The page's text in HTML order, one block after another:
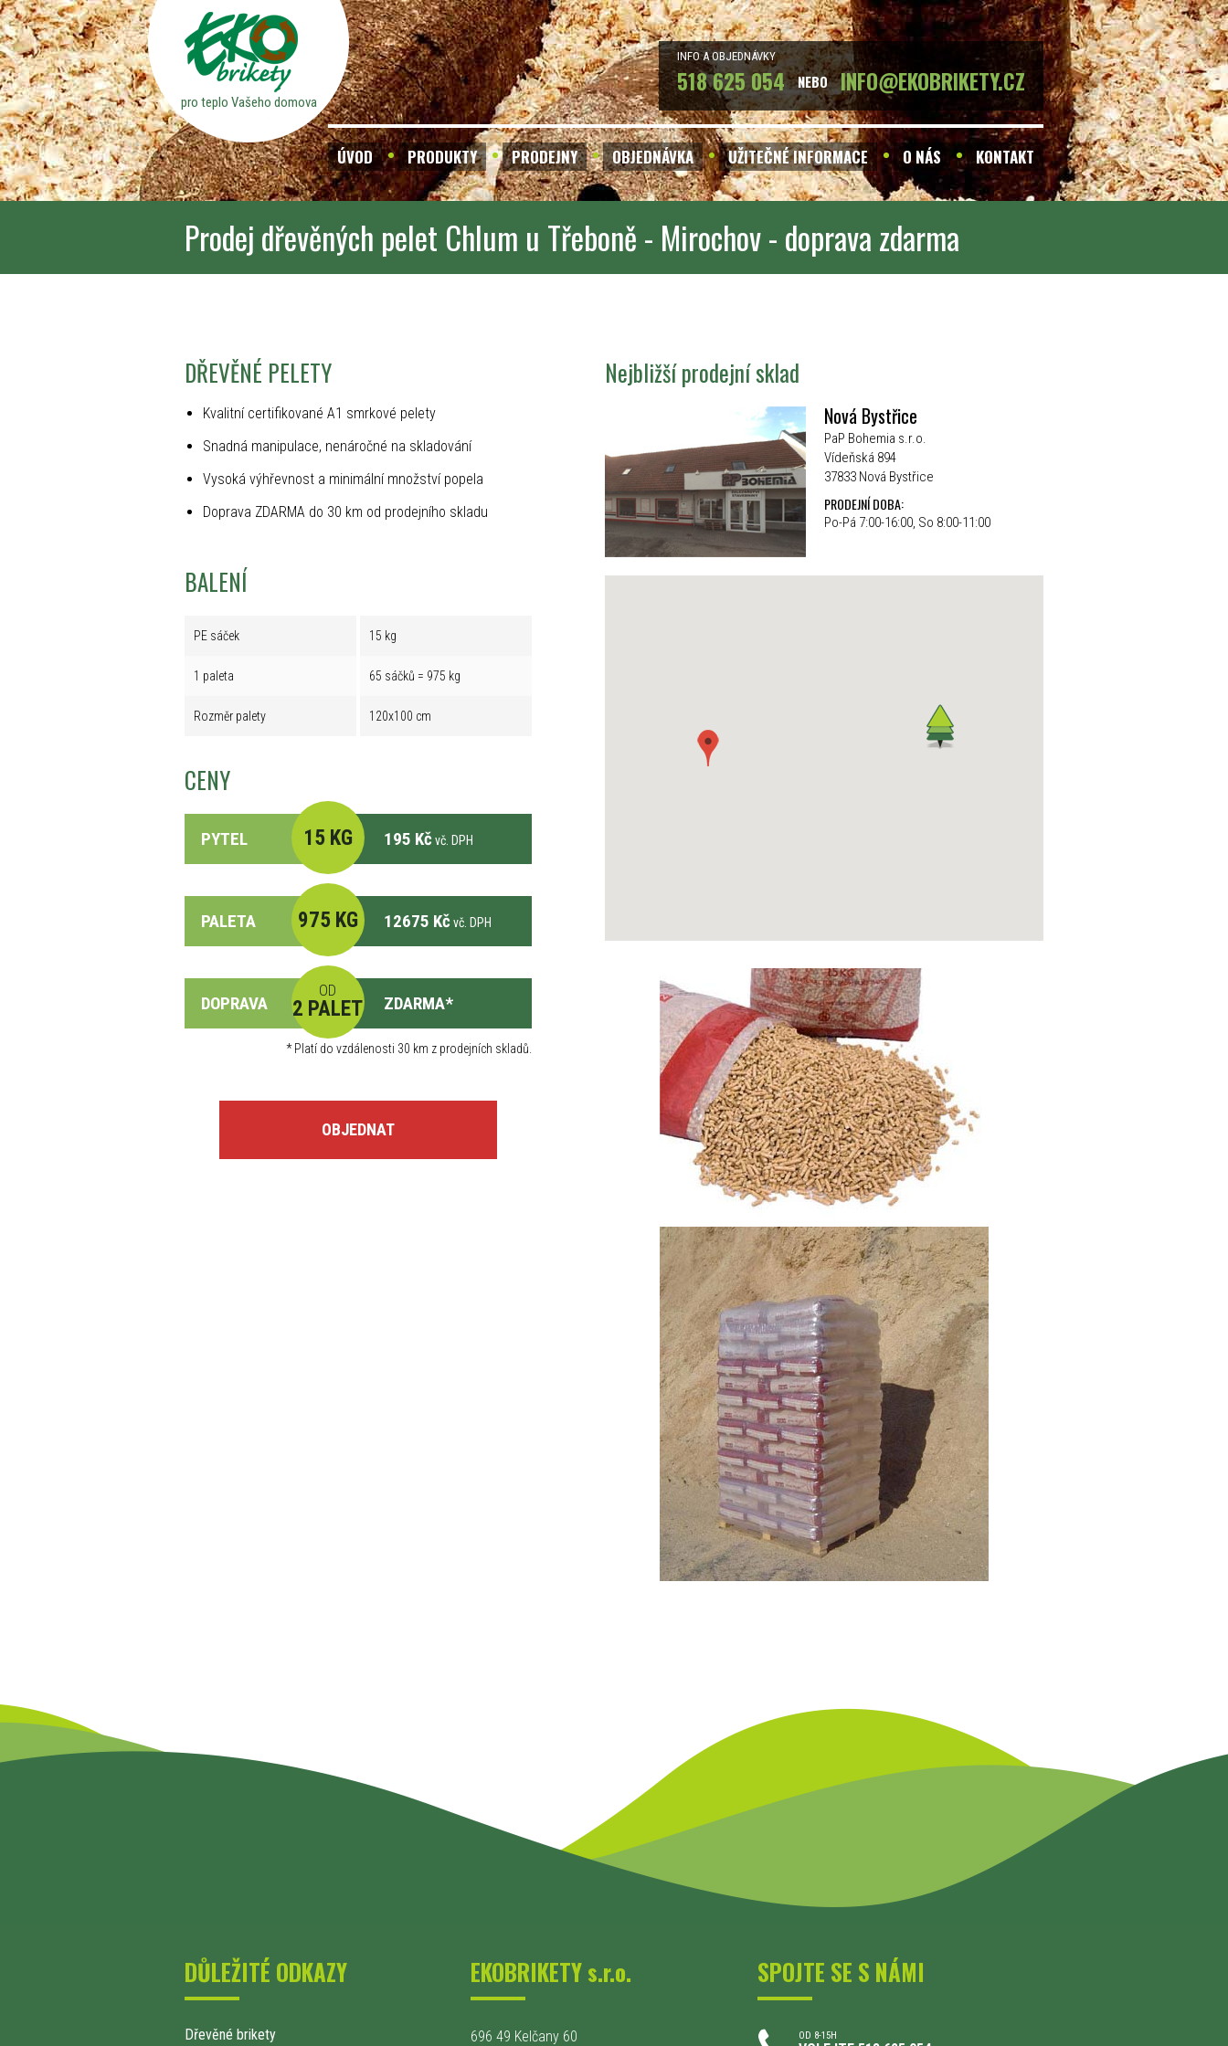
pro teplo Vašeho domova
INFO A OBJEDNÁVKY
518 625 054 NEBO INFO@EKOBRIKETY.CZ
ÚVOD PRODUKTY PRODEJNY OBJEDNÁVKA UŽITEČNÉ INFORMACE O NÁS KONTAKT
Prodej dřevěných pelet Chlum u Třeboně - Mirochov - doprava zdarma
DŘEVĚNÉ PELETY
Kvalitní certifikované A1 smrkové pelety
Snadná manipulace, nenáročné na skladování
Vysoká výhřevnost a minimální množství popela
Doprava ZDARMA do 30 km od prodejního skladu
BALENÍ
PE sáček 15 kg
1 paleta 65 sáčků = 975 kg
Rozměr palety 120x100 cm
CENY
PYTEL 15 KG 195 Kč vč. DPH
PALETA 975 KG 12675 Kč vč. DPH
DOPRAVA
OD
2 PALET ZDARMA*
*Platí do vzdálenosti 30 km z prodejních skladů.
OBJEDNAT
Nejbližší prodejní sklad
Nová Bystřice
PaP Bohemia s.r.o.
Vídeňská 894
37833 Nová Bystřice
PRODEJNÍ DOBA:
Po-Pá 7:00-16:00, So 8:00-11:00
DŮLEŽITÉ ODKAZY
Dřevěné brikety
EKOBRIKETY s.r.o.
696 49 Kelčany 60
SPOJTE SE S NÁMI
OD 8-15H